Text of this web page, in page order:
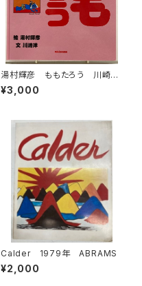
湯村輝彦 ももたろう 川崎
洋 1987年 初版 ミキハウ
ス
¥3,000
Calder 1979年 ABRAMS
¥2,000